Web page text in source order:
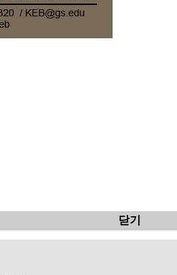
닫기